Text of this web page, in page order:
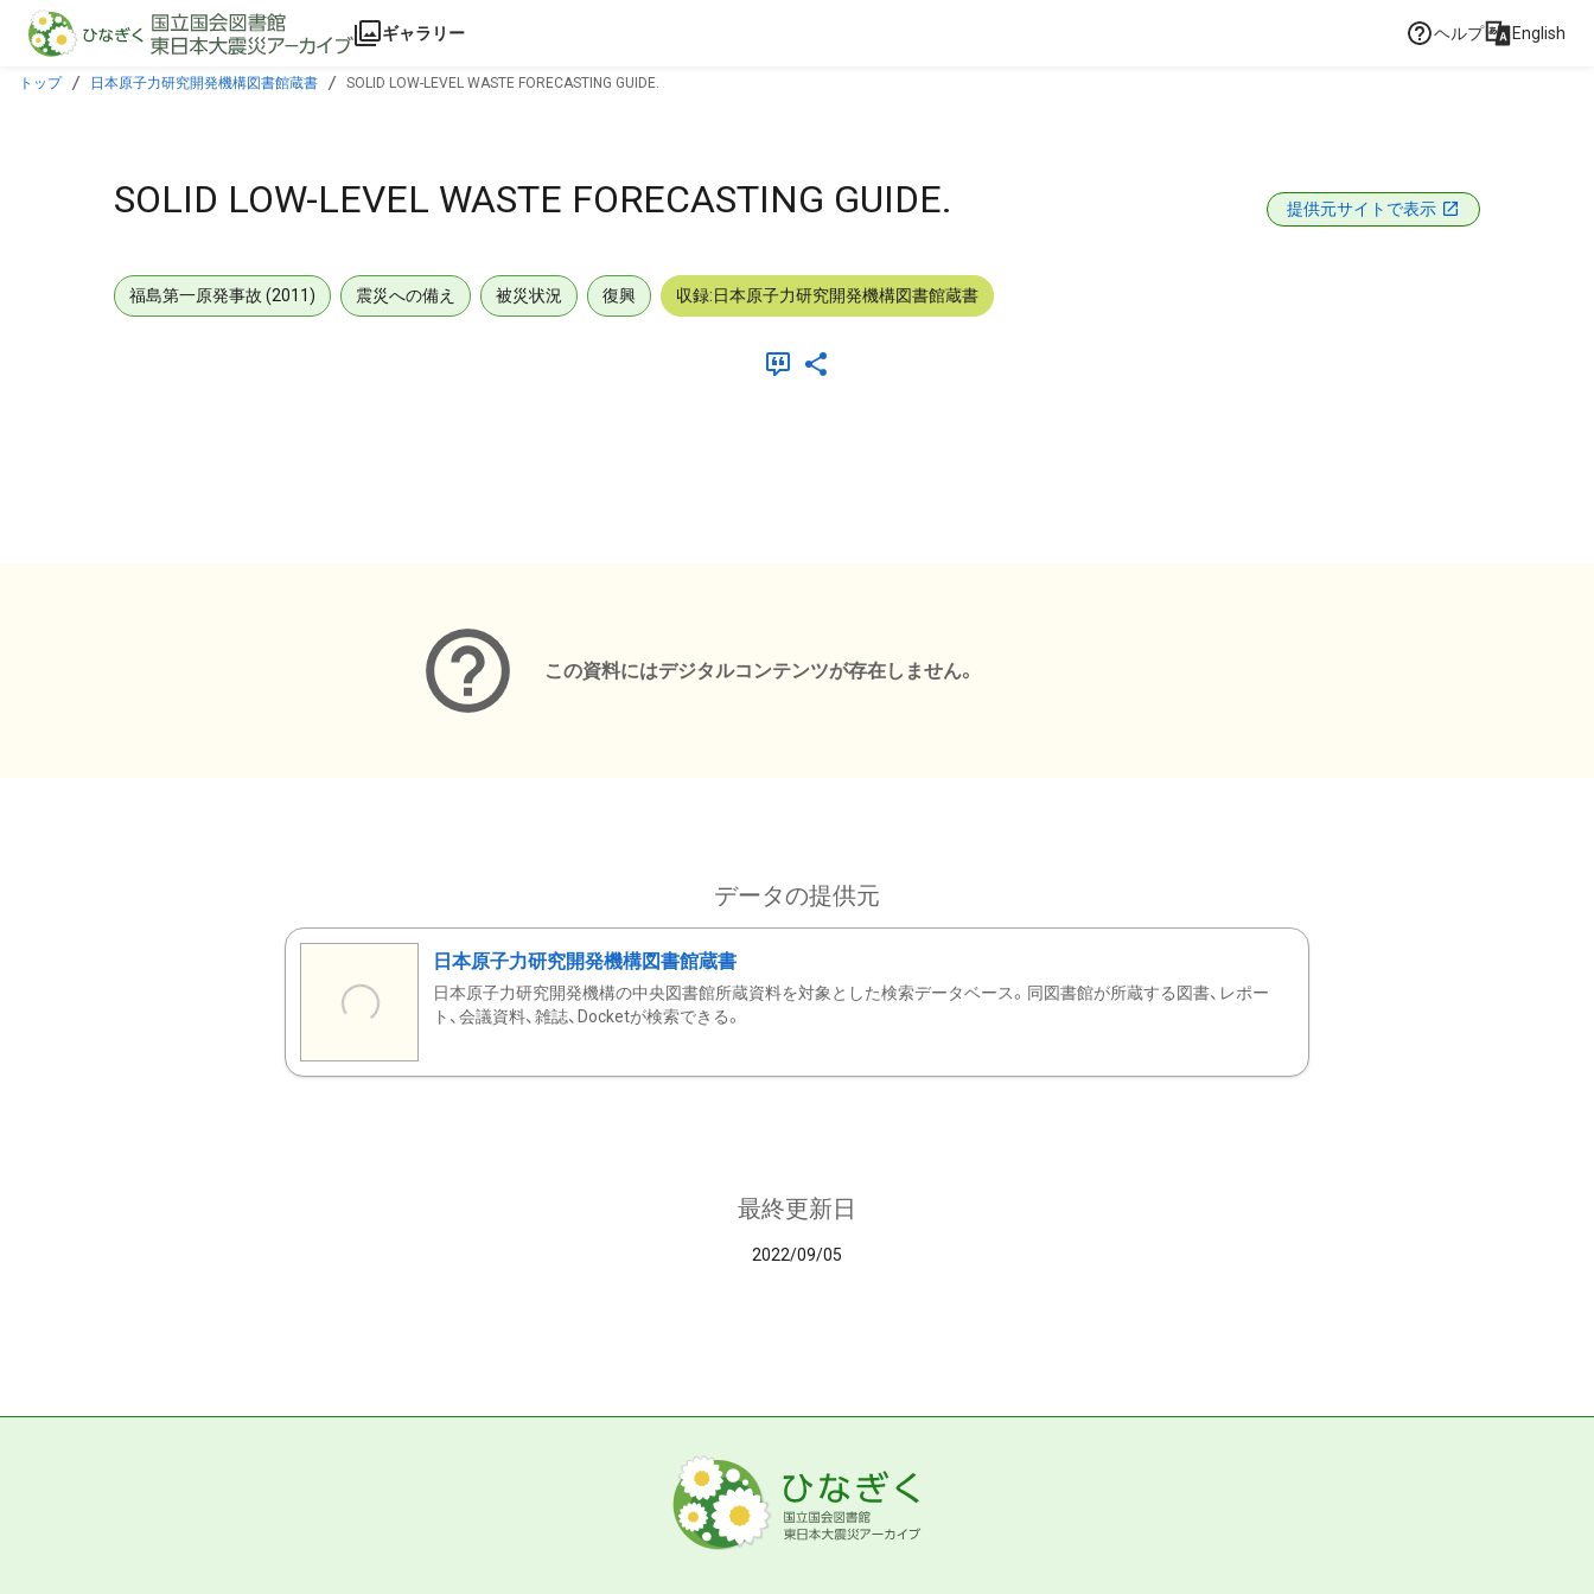
本文に飛ぶ
ギャラリー ヘルプ English
トップ 日本原子力研究開発機構図書館蔵書 SOLID LOW-LEVEL WASTE FORECASTING GUIDE.
SOLID LOW-LEVEL WASTE FORECASTING GUIDE. 提供元サイトで表示
福島第一原発事故 (2011) 震災への備え 被災状況 復興 収録:日本原子力研究開発機構図書館蔵書
この資料にはデジタルコンテンツが存在しません。
データの提供元
日本原子力研究開発機構図書館蔵書
日本原子力研究開発機構の中央図書館所蔵資料を対象とした検索データベース。同図書館が所蔵する図書、レポー
ト、会議資料、雑誌、Docketが検索できる。
最終更新日
2022/09/05